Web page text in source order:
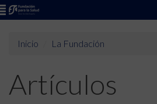
Inicio La Fundación
Artículos